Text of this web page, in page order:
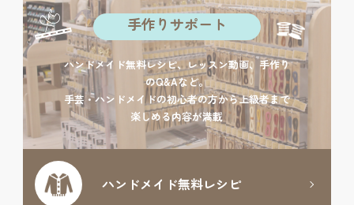
手作りサポート
ハンドメイド無料レシピ、レッスン動画、手作り
のQ&Aなど。
手芸・ハンドメイドの初心者の方から上級者まで
楽しめる内容が満載
ハンドメイド無料レシピ